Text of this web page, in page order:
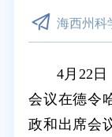
海西州科
4月22
会议在德令
政和出席会